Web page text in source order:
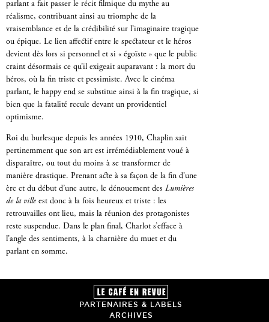
parlant a fait passer le récit filmique du mythe au
réalisme, contribuant ainsi au triomphe de la
vraisemblance et de la crédibilité sur l’imaginaire tragique
ou épique. Le lien affectif entre le spectateur et le héros
devient dès lors si personnel et si « égoïste » que le public
craint désormais ce qu’il exigeait auparavant : la mort du
héros, où la fin triste et pessimiste. Avec le cinéma
parlant, le happy end se substitue ainsi à la fin tragique, si
bien que la fatalité recule devant un providentiel
optimisme.
Roi du burlesque depuis les années 1910, Chaplin sait
pertinemment que son art est irrémédiablement voué à
disparaître, ou tout du moins à se transformer de
manière drastique. Prenant acte à sa façon de la fin d’une
ère et du début d’une autre, le dénouement des Lumières
de la villeest donc à la fois heureux et triste : les
retrouvailles ont lieu, mais la réunion des protagonistes
reste suspendue. Dans le plan final, Charlot s’efface à
l’angle des sentiments, à la charnière du muet et du
parlant en somme.
PARTENAIRES & LABELS
ARCHIVES